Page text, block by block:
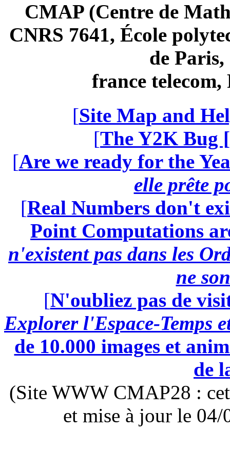
CMAP (Centre de
CNRS 7641, École
de
france telecom,
[Site Map and
[The Y2K Bug [
[Are we ready for the
elle prête
[Real Numbers don't
Point Computations
n'existent pas dans les
ne
[N'oubliez pas de
Explorer l'Espace-Temps
de 10.000 images et
de
(Site WWW CMAP28 :
et mise à jour le